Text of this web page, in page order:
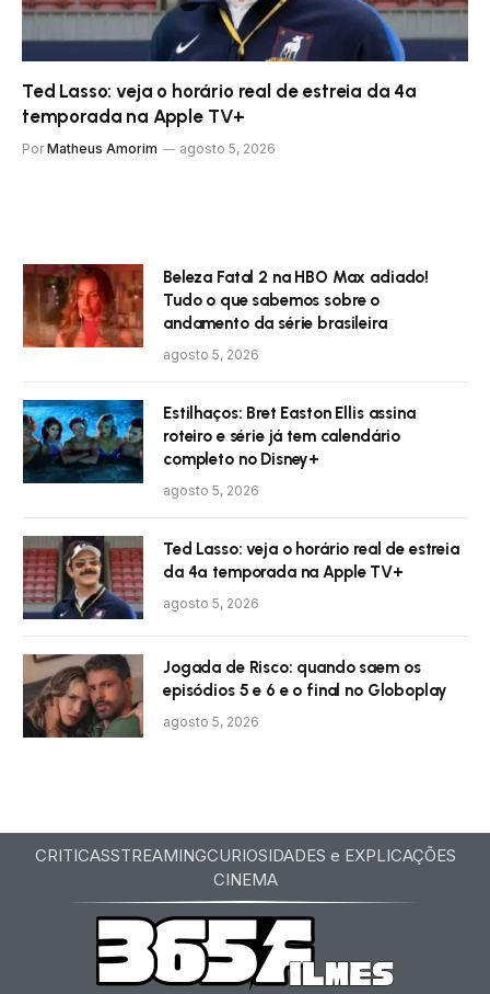
Ted Lasso: veja o horário real de estreia da 4ª
temporada na Apple TV+
Por Matheus Amorim agosto 5, 2026
Beleza Fatal 2 na HBO Max adiado!
Tudo o que sabemos sobre o
andamento da série brasileira
agosto 5, 2026
Estilhaços: Bret Easton Ellis assina
roteiro e série já tem calendário
completo no Disney+
agosto 5, 2026
Ted Lasso: veja o horário real de estreia
da 4ª temporada na Apple TV+
agosto 5, 2026
Jogada de Risco: quando saem os
episódios 5 e 6 e o final no Globoplay
agosto 5, 2026
CRITICASSTREAMINGCURIOSIDADES e EXPLICAÇÕES
CINEMA